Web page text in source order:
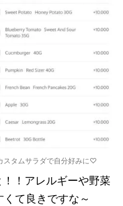
スタムサラダで自分好みに♡
！！アレルギーや野菜
て良きですな～